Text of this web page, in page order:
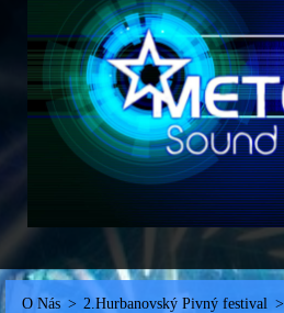
O Nás > 2.Hurbanovský Pivný festival >